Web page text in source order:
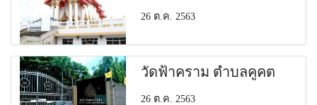
26 ต.ค. 2563
วัดฟ้าคราม ตำบลคูคต
26 ต.ค. 2563